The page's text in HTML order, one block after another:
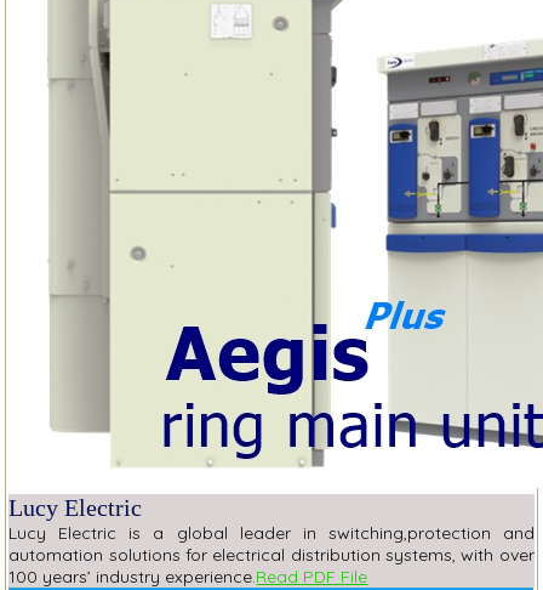
Lucy Electric
Lucy Electric is a global leader in switching,protection and
automation solutions for electrical distribution systems, with over
100 years’ industry experience.Read PDF File